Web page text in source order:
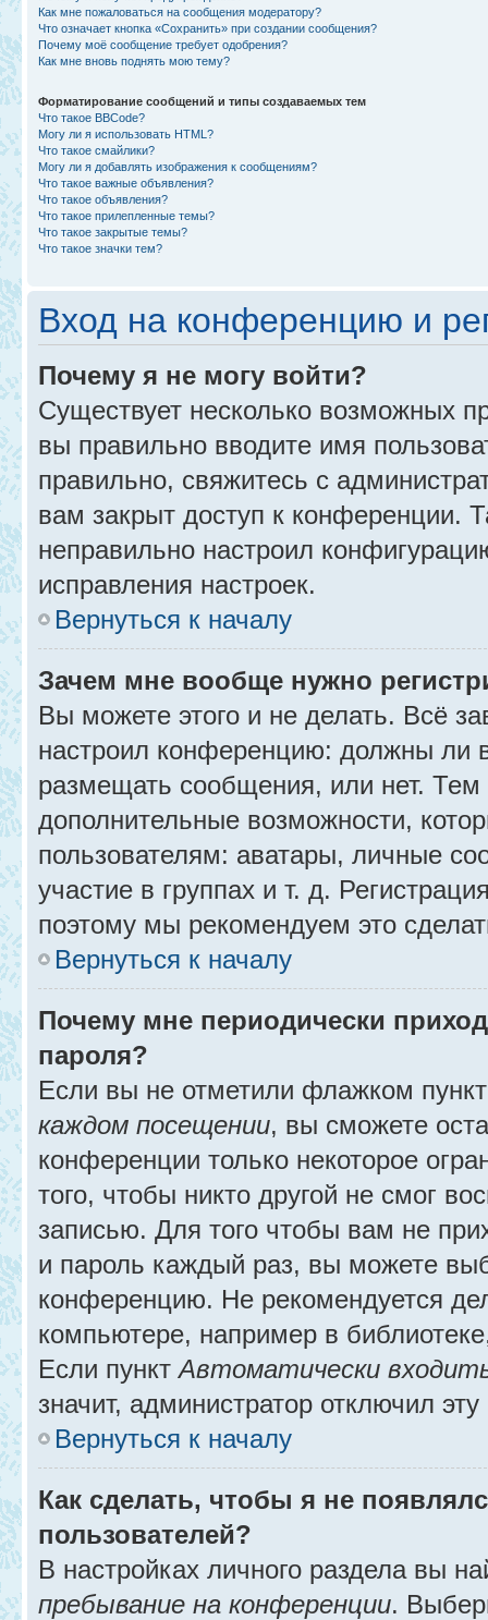
Как мне пожаловаться на сообщения модератору?
Что означает кнопка «Сохранить» при создании сообщения?
Почему моё сообщение требует одобрения?
Как мне вновь поднять мою тему?
Форматирование сообщений и типы создаваемых тем
Что такое BBCode?
Могу ли я использовать HTML?
Что такое смайлики?
Могу ли я добавлять изображения к сообщениям?
Что такое важные объявления?
Что такое объявления?
Что такое прилепленные темы?
Что такое закрытые темы?
Что такое значки тем?
Вход на конференцию и
Почему я не могу войти?
Существует несколько возможных
вы правильно вводите имя
правильно, свяжитесь с
вам закрыт доступ к конференции.
неправильно настроил
исправления настроек.
Вернуться к началу
Зачем мне вообще нужно
Вы можете этого и не делать. Всё
настроил конференцию: должны ли
размещать сообщения, или нет.
дополнительные возможности,
пользователям: аватары, личные
участие в группах и т. д.
поэтому мы рекомендуем это
Вернуться к началу
Почему мне периодически
пароля?
Если вы не отметили флажком
каждом посещении, вы сможете
конференции только некоторое
того, чтобы никто другой не смог
записью. Для того чтобы вам не
и пароль каждый раз, вы можете
конференцию. Не рекомендуется
компьютере, например в
Если пунктАвтоматически
значит, администратор отключил
Вернуться к началу
Как сделать, чтобы я не
пользователей?
В настройках личного раздела вы
пребывание на конференции.